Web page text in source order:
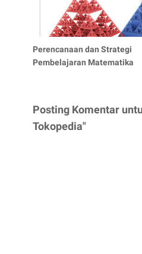
Perencanaan dan Strategi
Pembelajaran Matematika
Posting Komentar
Tokopedia"